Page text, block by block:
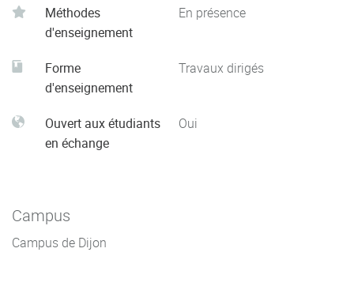
Méthodes
d'enseignement
En présence
Forme
d'enseignement
Travaux dirigés
Ouvert aux étudiants
en échange
Oui
Campus
Campus de Dijon